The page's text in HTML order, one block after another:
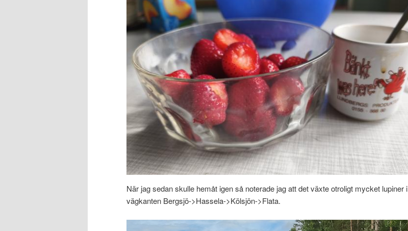
När jag sedan skulle hemåt igen så noterade jag att det växte otroligt mycket lupiner i
vägkanten Bergsjö->Hassela->Kölsjön->Flata.